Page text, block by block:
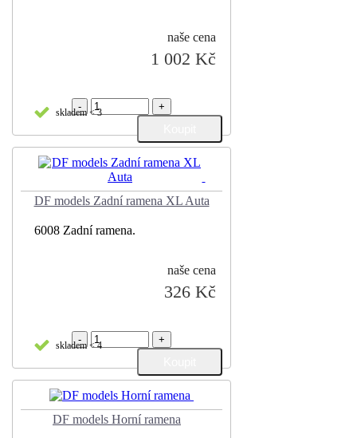
naše cena
1 002 Kč
skladem < 3
- +
DF models Zadní ramena XL Auta
6008 Zadní ramena.
naše cena
326 Kč
skladem < 4
- +
DF models Horní ramena